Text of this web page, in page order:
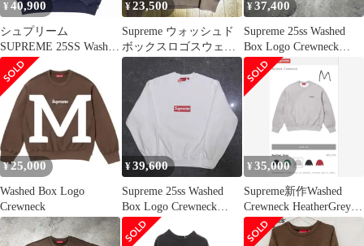
¥40,900
シュプリーム
SUPREME 25SS Washed
Box Logo Crewneck ク
ルーネックスウェット
トレーナー プリント ボ
ックスロゴ ウォッシュ
ド加工 M ネイビー
¥23,500
Supreme ウォッシュド
ボックスロゴスウェッ
ト元値38000
¥37,400
Supreme 25ss Washed
Box Logo Crewneck
Sweatshirt "Red" Mサイ
ズ シュプリーム ウォッ
シュドボックスロゴク
ルーネックスウェット
シャツ 心斎橋店
¥25,000
Washed Box Logo
Crewneck
¥39,600
Supreme 25ss Washed
Box Logo Crewneck
Sweatshirt XLサイズ シ
ュプリーム ウォッシュ
¥35,000
Supreme新作Washed
Crewneck HeatherGrey M
新品